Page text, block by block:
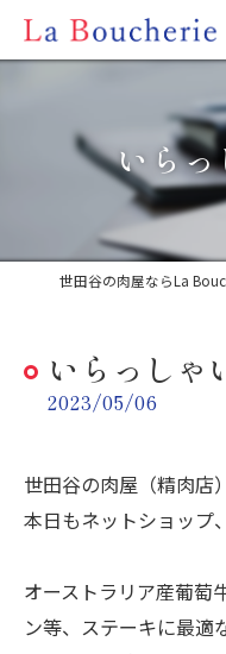
いら
いらっしゃ
2023/05/06
世田谷の肉屋（精肉
本日もネットショップ
オーストラリア産葡萄
ン等、ステーキに最適